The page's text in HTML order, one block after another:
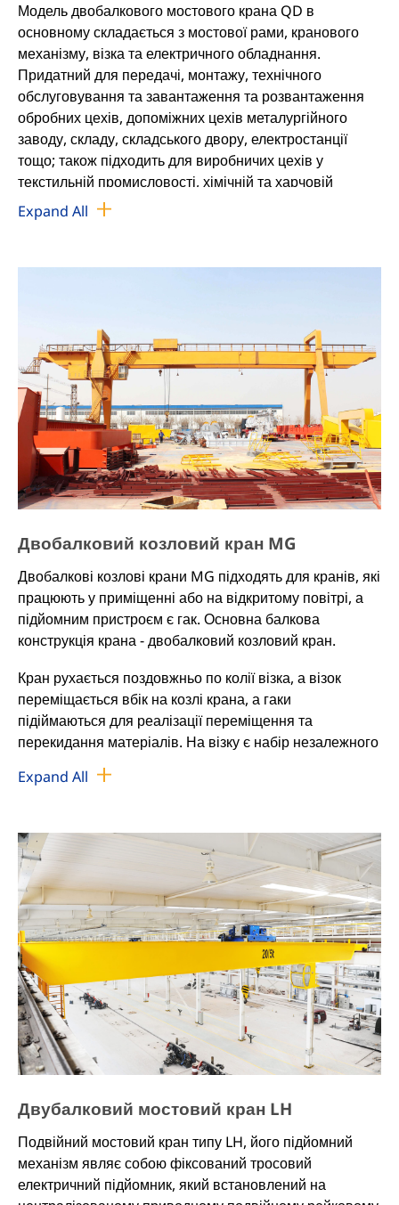
Модель двобалкового мостового крана QD в
основному складається з мостової рами, кранового
механізму, візка та електричного обладнання.
Придатний для передачі, монтажу, технічного
обслуговування та завантаження та розвантаження
обробних цехів, допоміжних цехів металургійного
заводу, складу, складського двору, електростанції
тощо; також підходить для виробничих цехів у
текстильній промисловості, хімічній та харчовій
промисловості. Його робочий рівень можна розділити
на легкий, середній і важкий за частотою
-25°C-40°C, забороняється використовувати його в
Expand All
Двобалковий козловий кран MG
Двобалкові козлові крани MG підходять для кранів, які
працюють у приміщенні або на відкритому повітрі, а
підйомним пристроєм є гак. Основна балкова
конструкція крана - двобалковий козловий кран.
Кран рухається поздовжньо по колії візка, а візок
переміщається вбік на козлі крана, а гаки
підіймаються для реалізації переміщення та
перекидання матеріалів. На візку є набір незалежного
підйомного механізму.
інших основних частин. Кран, що працює на
відкритому повітрі, також оснащений рейковим
затискачем, анкерним пристроєм, пристроєм
анкерного троса, анемометром та іншими пристроями.
Expand All
Двубалковий мостовий кран LH
Подвійний мостовий кран типу LH, його підйомний
механізм являє собою фіксований тросовий
електричний підйомник, який встановлений на